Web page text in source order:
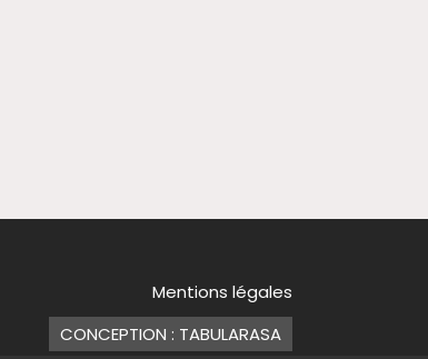
Mentions légales
CONCEPTION : TABULARASA